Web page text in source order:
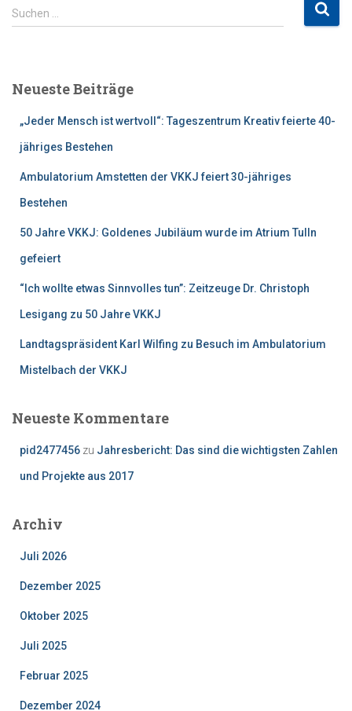
S
u
n
Suchen …
Neueste Beiträge
„Jeder Mensch ist wertvoll“: Tageszentrum Kreativ feierte 40-
jähriges Bestehen
Ambulatorium Amstetten der VKKJ feiert 30-jähriges
Bestehen
50 Jahre VKKJ: Goldenes Jubiläum wurde im Atrium Tulln
gefeiert
“Ich wollte etwas Sinnvolles tun”: Zeitzeuge Dr. Christoph
Lesigang zu 50 Jahre VKKJ
Landtagspräsident Karl Wilfing zu Besuch im Ambulatorium
Mistelbach der VKKJ
Neueste Kommentare
pid2477456 zu Jahresbericht: Das sind die wichtigsten Zahlen
und Projekte aus 2017
Archiv
Juli 2026
Dezember 2025
Oktober 2025
Juli 2025
Februar 2025
Dezember 2024